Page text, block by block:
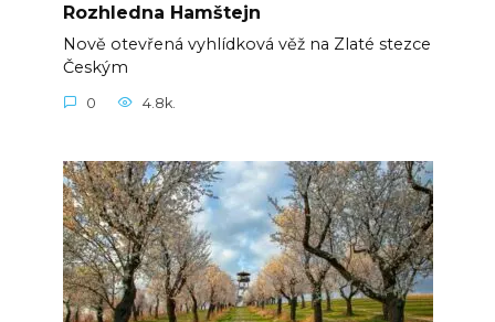
Rozhledna Hamštejn
Nově otevřená vyhlídková věž na Zlaté stezce
Českým
0 4.8k.